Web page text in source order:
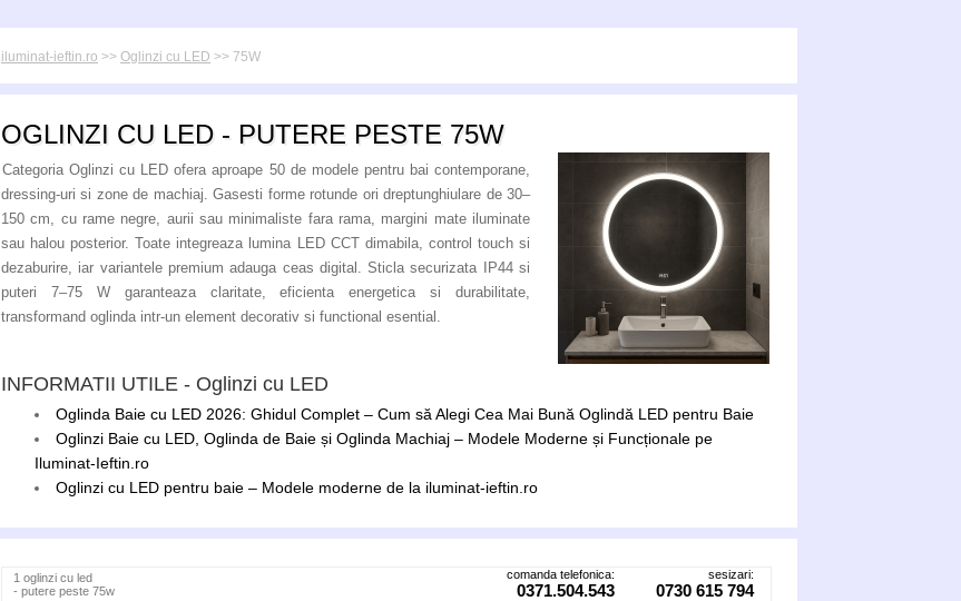
iluminat-ieftin.ro >> Oglinzi cu LED >> 75W
OGLINZI CU LED - PUTERE PESTE 75W
Categoria Oglinzi cu LED ofera aproape 50 de modele pentru bai contemporane,
dressing-uri si zone de machiaj. Gasesti forme rotunde ori dreptunghiulare de 30–
150 cm, cu rame negre, aurii sau minimaliste fara rama, margini mate iluminate
sau halou posterior. Toate integreaza lumina LED CCT dimabila, control touch si
dezaburire, iar variantele premium adauga ceas digital. Sticla securizata IP44 si
puteri 7–75 W garanteaza claritate, eficienta energetica si durabilitate,
transformand oglinda intr-un element decorativ si functional esential.
INFORMATII UTILE - Oglinzi cu LED
Oglinda Baie cu LED 2026: Ghidul Complet – Cum să Alegi Cea Mai Bună Oglindă LED pentru Baie
Oglinzi Baie cu LED, Oglinda de Baie și Oglinda Machiaj – Modele Moderne și Funcționale pe
Iluminat-Ieftin.ro
Oglinzi cu LED pentru baie – Modele moderne de la iluminat-ieftin.ro
1 oglinzi cu led
- putere peste 75w
comanda telefonica:
0371.504.543
sesizari:
0730 615 794